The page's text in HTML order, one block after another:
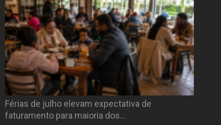
Férias de julho elevam expectativa de
faturamento para maioria dos…